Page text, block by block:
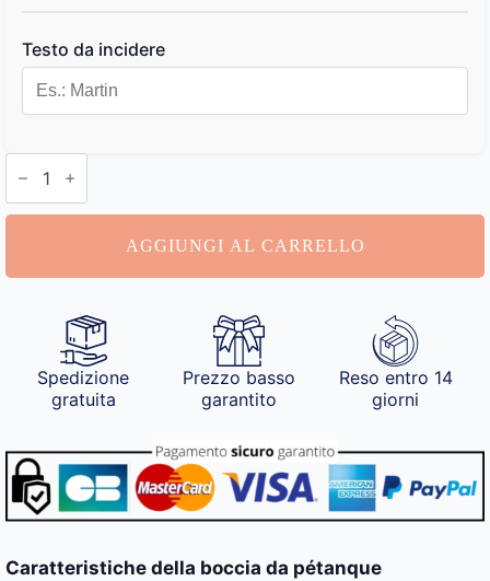
Testo da incidere
Boccia
da
pétanque
personalizzabile
AGGIUNGI AL CARRELLO
Spedizione
gratuita
Prezzo basso
garantito
Reso entro 14
giorni
Caratteristiche della boccia da pétanque